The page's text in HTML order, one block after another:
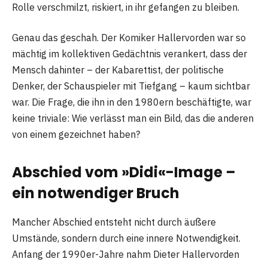
Rolle verschmilzt, riskiert, in ihr gefangen zu bleiben.
Genau das geschah. Der Komiker Hallervorden war so
mächtig im kollektiven Gedächtnis verankert, dass der
Mensch dahinter – der Kabarettist, der politische
Denker, der Schauspieler mit Tiefgang – kaum sichtbar
war. Die Frage, die ihn in den 1980ern beschäftigte, war
keine triviale: Wie verlässt man ein Bild, das die anderen
von einem gezeichnet haben?
Abschied vom »Didi«-Image –
ein notwendiger Bruch
Mancher Abschied entsteht nicht durch äußere
Umstände, sondern durch eine innere Notwendigkeit.
Anfang der 1990er-Jahre nahm Dieter Hallervorden